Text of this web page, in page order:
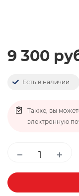
9 300
Есть в наличии
Также, вы
электронную